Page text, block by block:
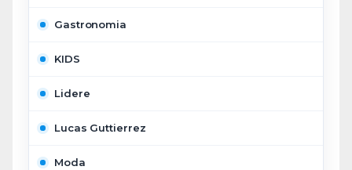
Gastronomia
KIDS
Lidere
Lucas Guttierrez
Moda